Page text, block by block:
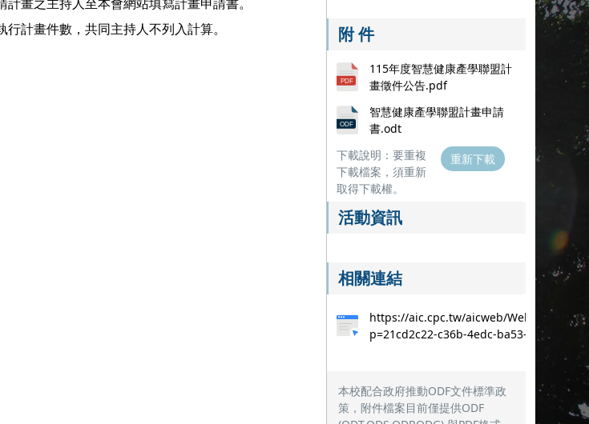
計畫件數，共同主持人不列入計算。
附 件
115年度智慧健康產學聯盟計
畫徵件公告.pdf
智慧健康產學聯盟計畫申請
書.odt
下載說明：要重複
下載檔案，須重新
取得下載權。
重新下載
活動資訊
相關連結
https://aic.cpc.tw/aicweb/Web/
p=21cd2c22-c36b-4edc-ba53-
本校配合政府推動ODF文件標準政
策，附件檔案目前僅提供ODF